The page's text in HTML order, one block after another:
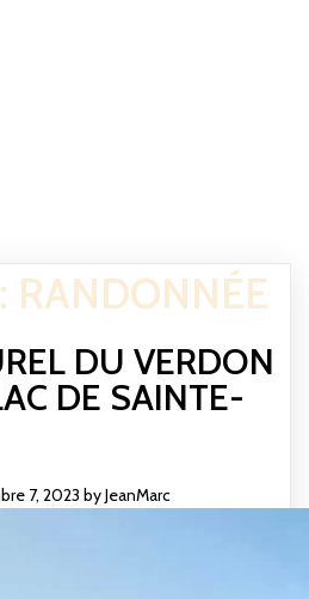
RANDONNÉE
DU VERDON
DE SAINTE-
7, 2023 byJeanMarc